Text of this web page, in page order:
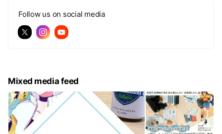
Follow us on social media
Mixed media feed